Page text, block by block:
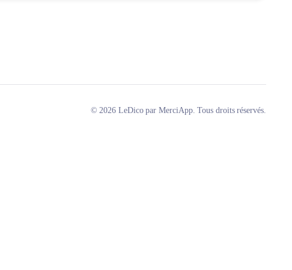
© 2026 LeDico par MerciApp. Tous droits réservés.